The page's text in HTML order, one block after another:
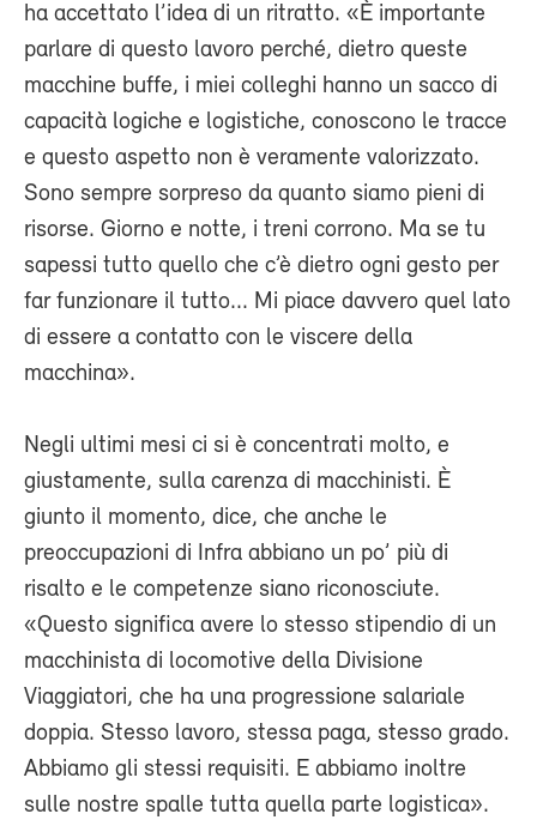
ha accettato l’idea di un ritratto. «È importante
parlare di questo lavoro perché, dietro queste
macchine buffe, i miei colleghi hanno un sacco di
capacità logiche e logistiche, conoscono le tracce
e questo aspetto non è veramente valorizzato.
Sono sempre sorpreso da quanto siamo pieni di
risorse. Giorno e notte, i treni corrono. Ma se tu
sapessi tutto quello che c’è dietro ogni gesto per
far funzionare il tutto... Mi piace davvero quel lato
di essere a contatto con le viscere della
macchina».
Negli ultimi mesi ci si è concentrati molto, e
giustamente, sulla carenza di macchinisti. È
giunto il momento, dice, che anche le
preoccupazioni di Infra abbiano un po’ più di
risalto e le competenze siano riconosciute.
«Questo significa avere lo stesso stipendio di un
macchinista di locomotive della Divisione
Viaggiatori, che ha una progressione salariale
doppia. Stesso lavoro, stessa paga, stesso grado.
Abbiamo gli stessi requisiti. E abbiamo inoltre
sulle nostre spalle tutta quella parte logistica».